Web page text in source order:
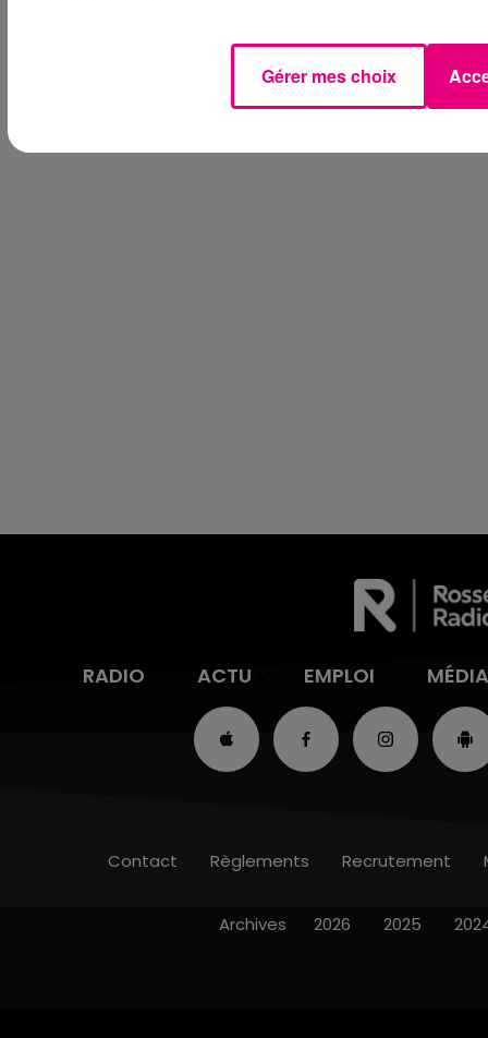
RADIO ACTU EMPLOI
Contact Règlements Recrutement
Archives 2026 2025
Gérer mes choix